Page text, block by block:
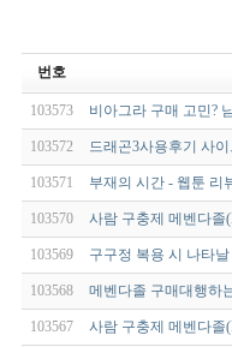
번호
103573 비아그라 구매 고민?
103572 드래곤3사용후기 사
103571 부재의 시간 - 웹툰 리
103570 사람 구충제 메벤다졸
103569 구구정 복용 시 나타
103568 메벤다졸 구매대행하
103567 사람 구충제 메벤다졸